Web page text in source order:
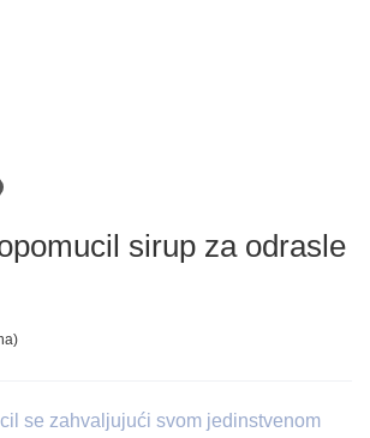
sirup za odrasle
se zahvaljujući svom jedinstvenom